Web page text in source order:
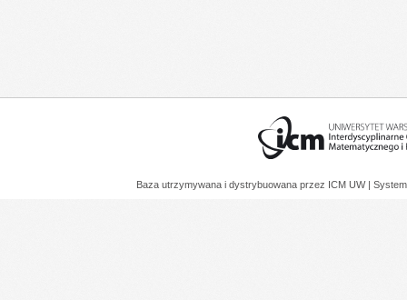
Baza utrzymywana i dystrybuowana przez ICM UW |